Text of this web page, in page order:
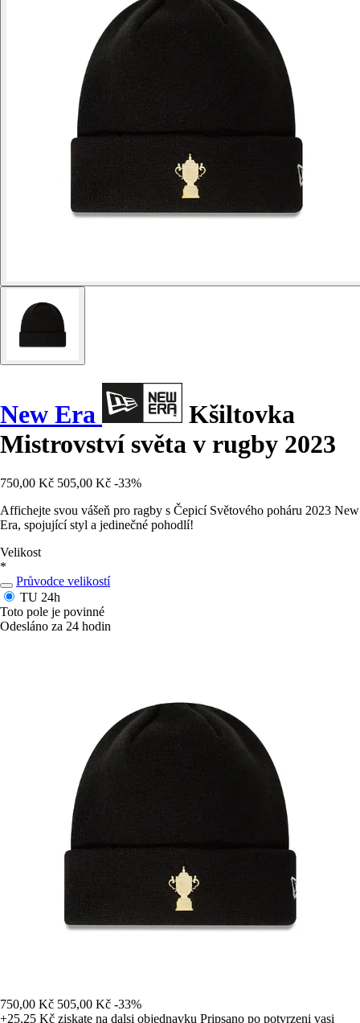
New Era
Kšiltovka
Mistrovství světa v rugby 2023
750,00 Kč 505,00 Kč -33%
Affichejte svou vášeň pro ragby s Čepicí Světového poháru 2023 New
Era, spojující styl a jedinečné pohodlí!
Velikost
*
Průvodce velikostí
TU 24h
Toto pole je povinné
Odesláno za 24 hodin
750,00 Kč 505,00 Kč -33%
+25,25 Kč ziskate na dalsi objednavku Pripsano po potvrzeni vasi